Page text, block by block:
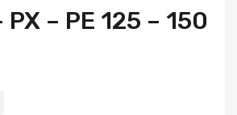
PX – PE 125 – 150